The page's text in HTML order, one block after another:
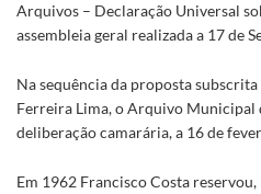
Arquivos – Declaração Universal
assembleia geral realizada a 17 de
Na sequência da proposta
Ferreira Lima, o Arquivo Municipal
deliberação camarária, a 16 de
Em 1962 Francisco Costa